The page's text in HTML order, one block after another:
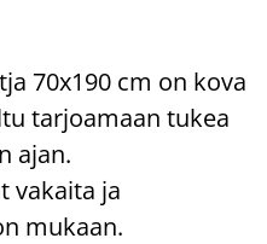
70x190 cm on kova
tarjoamaan tukea
ajan.
vakaita ja
mukaan.